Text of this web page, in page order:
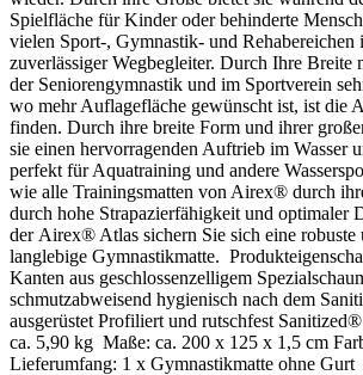
Spielfläche für Kinder oder behinderte
vielen Sport-, Gymnastik- und Rehabereichen
zuverlässiger Wegbegleiter. Durch Ihre Breite
der Seniorengymnastik und im Sportverein
wo mehr Auflagefläche gewünscht ist, ist die
finden. Durch ihre breite Form und ihrer
sie einen hervorragenden Auftrieb im Wasser
perfekt für Aquatraining und andere
wie alle Trainingsmatten von Airex® durch
durch hohe Strapazierfähigkeit und optimaler
der Airex® Atlas sichern Sie sich eine robuste
langlebige Gymnastikmatte.
Kanten aus geschlossenzelligem
schmutzabweisend hygienisch nach dem
ausgerüstet Profiliert und rutschfest
ca. 5,90 kg Maße: ca. 200 x 125 x 1,5 cm
Lieferumfang: 1 x Gymnastikmatte ohne Gurt